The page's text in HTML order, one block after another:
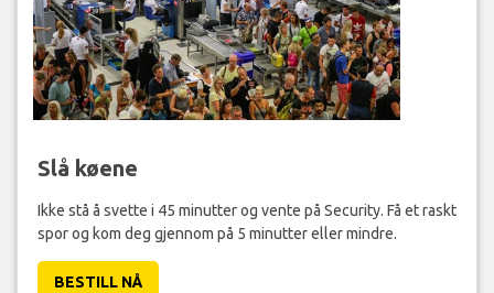
Slå køene
Ikke stå å svette i 45 minutter og vente på Security. Få et raskt
spor og kom deg gjennom på 5 minutter eller mindre.
BESTILL NÅ